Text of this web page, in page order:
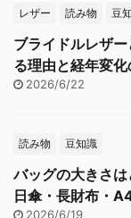
レザー 読み物 豆
ブライドルレザ
る理由と経年変
2026/6/22
読み物 豆知識
バッグの大きさ
日傘・長財布・
2026/6/19